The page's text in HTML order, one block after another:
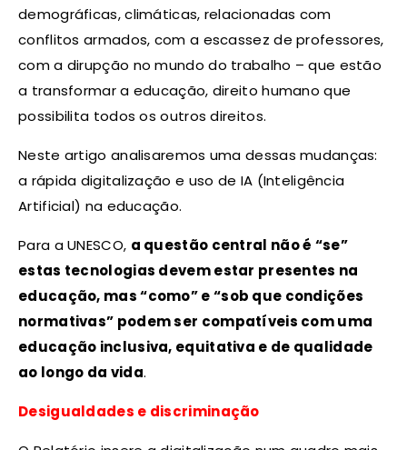
demográficas, climáticas, relacionadas com
conflitos armados, com a escassez de professores,
com a dirupção no mundo do trabalho – que estão
a transformar a educação, direito humano que
possibilita todos os outros direitos.
Neste artigo analisaremos uma dessas mudanças:
a rápida digitalização e uso de IA (Inteligência
Artificial) na educação.
Para a UNESCO, a questão central não é “se”
estas tecnologias devem estar presentes na
educação, mas “como” e “sob que condições
normativas” podem ser compatíveis com uma
educação inclusiva, equitativa e de qualidade
ao longo da vida.
Desigualdades e discriminação